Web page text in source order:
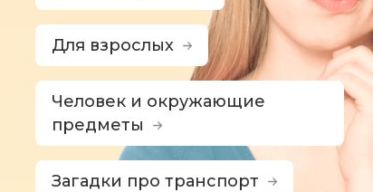
Для взрослых
Человек и окружающие
предметы
Загадки про транспорт